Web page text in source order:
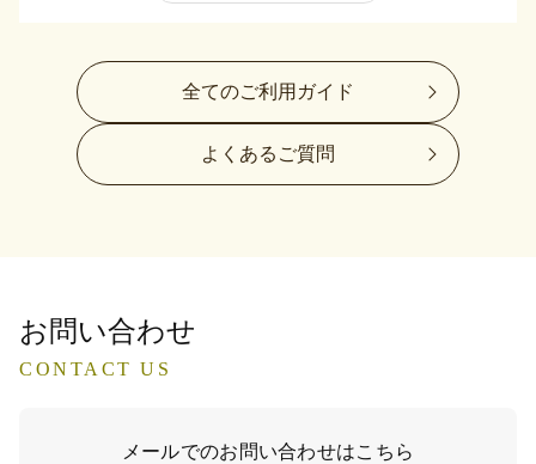
全てのご利用ガイド
よくあるご質問
お問い合わせ
CONTACT US
メールでのお問い合わせはこちら